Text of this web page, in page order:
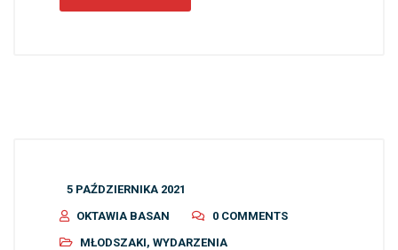
5 PAŹDZIERNIKA 2021
OKTAWIA BASAN
0 COMMENTS
MŁODSZAKI, WYDARZENIA